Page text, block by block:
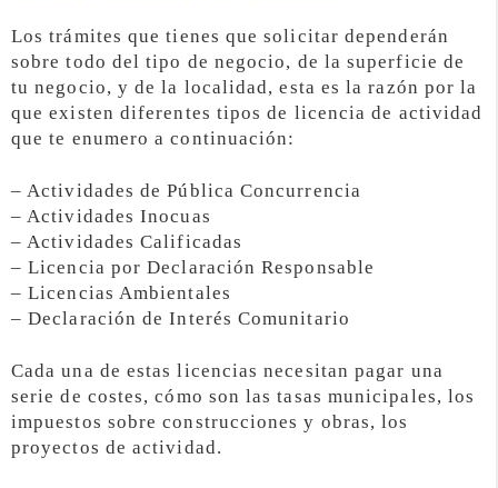
Los trámites que tienes que solicitar dependerán
sobre todo del tipo de negocio, de la superficie de
tu negocio, y de la localidad, esta es la razón por la
que existen diferentes tipos de licencia de actividad
que te enumero a continuación:
– Actividades de Pública Concurrencia
– Actividades Inocuas
– Actividades Calificadas
– Licencia por Declaración Responsable
– Licencias Ambientales
– Declaración de Interés Comunitario
Cada una de estas licencias necesitan pagar una
serie de costes, cómo son las tasas municipales, los
impuestos sobre construcciones y obras, los
proyectos de actividad.